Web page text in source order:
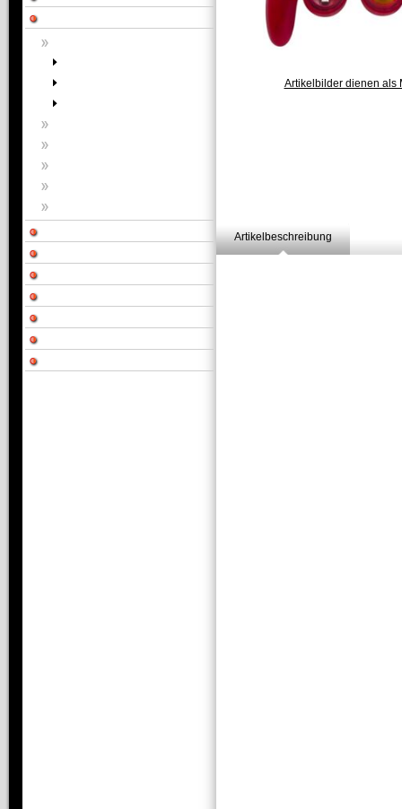
Artikelbilder dienen als
Artikelbeschreibung